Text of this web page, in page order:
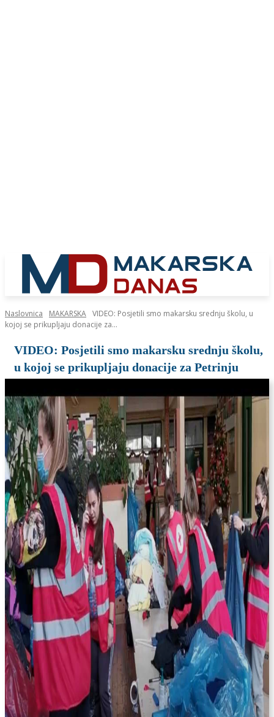
Naslovnica MAKARSKA VIDEO: Posjetili smo makarsku srednju školu, u
kojoj se prikupljaju donacije za...
VIDEO: Posjetili smo makarsku srednju školu,
u kojoj se prikupljaju donacije za Petrinju